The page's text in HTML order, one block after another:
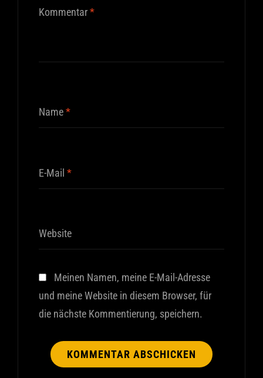
Kommentar*
Name*
E-Mail *
Website
Meinen Namen, meine E-Mail-Adresse
und meine Website in diesem Browser, für
die nächste Kommentierung, speichern.